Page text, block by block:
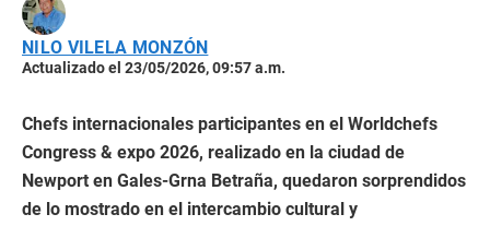
NILO VILELA MONZÓN
Actualizado el 23/05/2026, 09:57 a.m.
Chefs internacionales participantes en el Worldchefs
Congress & expo 2026, realizado en la ciudad de
Newport en Gales-Grna Betraña, quedaron sorprendidos
de lo mostrado en el intercambio cultural y